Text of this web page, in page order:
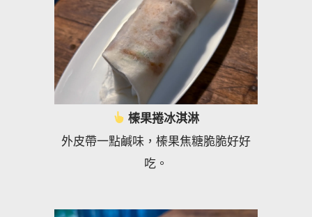
榛果捲冰淇淋
外皮帶一點鹹味，榛果焦糖脆脆好好
吃。